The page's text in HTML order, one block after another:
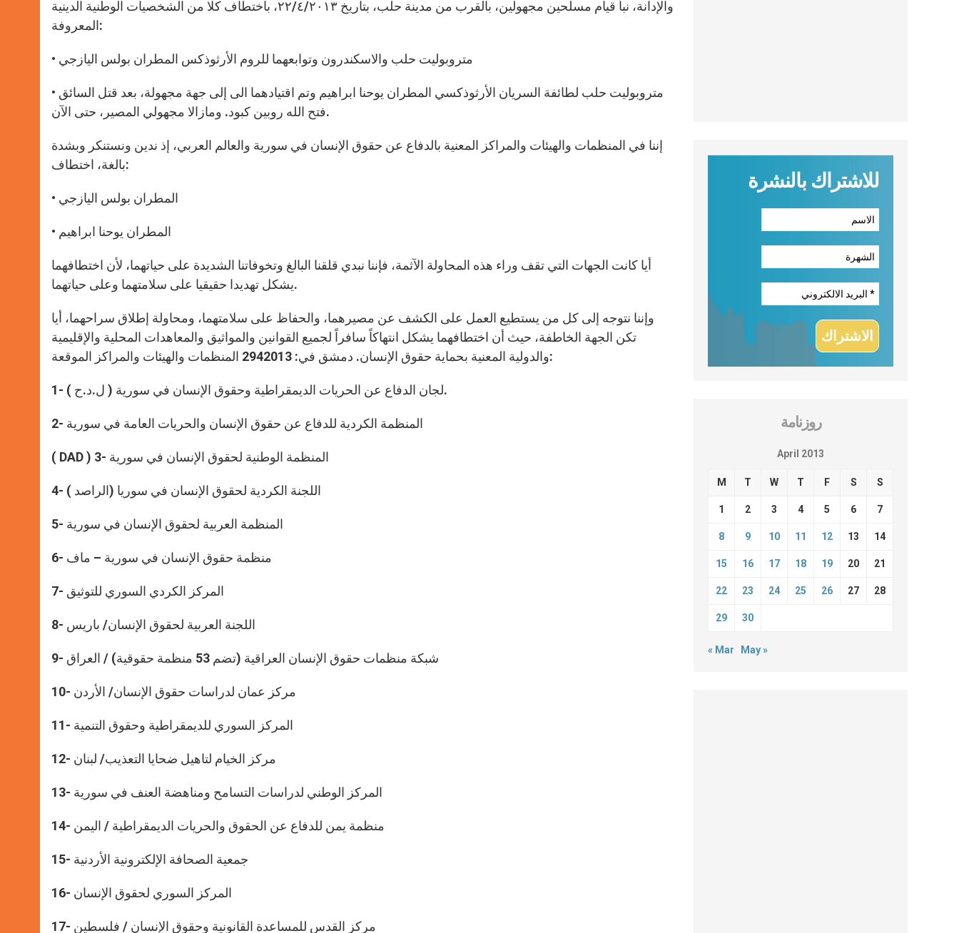
r
والإدانة، نبأ قيام مسلحين مجهولين، بالقرب من مدينة حلب، بتاريخ ٢٢/٤/٢٠١٣، باختطاف كلا من الشخصيات الوطنية الدينية
المعروفة:
• متروبوليت حلب والاسكندرون وتوابعهما للروم الأرثوذكس المطران بولس اليازجي
• متروبوليت حلب لطائفة السريان الأرثوذكسي المطران يوحنا ابراهيم وتم اقتيادهما الى إلى جهة مجهولة، بعد قتل السائق
فتح الله روبين كبود. ومازالا مجهولي المصير، حتى الآن.
إننا في المنظمات والهيئات والمراكز المعنية بالدفاع عن حقوق الإنسان في سورية والعالم العربي، إذ ندين ونستنكر وبشدة
بالغة، اختطاف:
• المطران بولس اليازجي
• المطران يوحنا ابراهيم
أيا كانت الجهات التي تقف وراء هذه المحاولة الآثمة، فإننا نبدي قلقنا البالغ وتخوفاتنا الشديدة على حياتهما، لأن اختطافهما
يشكل تهديدا حقيقيا على سلامتهما وعلى حياتهما.
وإننا نتوجه إلى كل من يستطيع العمل على الكشف عن مصيرهما، والحفاظ على سلامتهما، ومحاولة إطلاق سراحهما، أيا
تكن الجهة الخاطفة، حيث أن اختطافهما يشكل انتهاكاً سافراً لجميع القوانين والمواثيق والمعاهدات المحلية والإقليمية
والدولية المعنية بحماية حقوق الإنسان. دمشق في: 2942013 المنظمات والهيئات والمراكز الموقعة:
1- لجان الدفاع عن الحريات الديمقراطية وحقوق الإنسان في سورية ( ل.د.ح ).
2- المنظمة الكردية للدفاع عن حقوق الإنسان والحريات العامة في سورية
( DAD ) 3- المنظمة الوطنية لحقوق الإنسان في سورية
4- اللجنة الكردية لحقوق الإنسان في سوريا (الراصد )
5- المنظمة العربية لحقوق الإنسان في سورية
6- منظمة حقوق الإنسان في سورية – ماف
7- المركز الكردي السوري للتوثيق
8- اللجنة العربية لحقوق الإنسان/ باريس
9- شبكة منظمات حقوق الإنسان العراقية (تضم 53 منظمة حقوقية) / العراق
10- مركز عمان لدراسات حقوق الإنسان/ الأردن
11- المركز السوري للديمقراطية وحقوق التنمية
12- مركز الخيام لتاهيل ضحايا التعذيب/ لبنان
13- المركز الوطني لدراسات التسامح ومناهضة العنف في سورية
14- منظمة يمن للدفاع عن الحقوق والحريات الديمقراطية / اليمن
15- جمعية الصحافة الإلكترونية الأردنية
16- المركز السوري لحقوق الإنسان
17- مركز القدس للمساعدة القانونية وحقوق الإنسان / فلسطين
للاشتراك بالنشرة
روزنامة
April 2013
M T W T F S S
1 2 3 4 5 6 7
8 9 10 11 12 13 14
15 16 17 18 19 20 21
22 23 24 25 26 27 28
29 30
« Mar May »